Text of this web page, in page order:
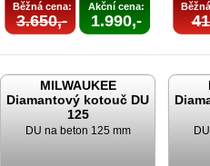
Běžná cena:
3.650,-
Akční cena:
1.990,-
MILWAUKEE
Diamantový kotouč DU
125
DU na beton 125 mm